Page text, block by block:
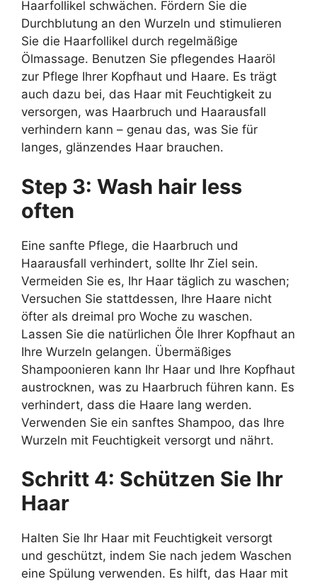
Haarfollikel schwächen. Fördern Sie die
Durchblutung an den Wurzeln und stimulieren
Sie die Haarfollikel durch regelmäßige
Ölmassage. Benutzen Sie pflegendes Haaröl
zur Pflege Ihrer Kopfhaut und Haare. Es trägt
auch dazu bei, das Haar mit Feuchtigkeit zu
versorgen, was Haarbruch und Haarausfall
verhindern kann – genau das, was Sie für
langes, glänzendes Haar brauchen.
Step 3: Wash hair less
often
Eine sanfte Pflege, die Haarbruch und
Haarausfall verhindert, sollte Ihr Ziel sein.
Vermeiden Sie es, Ihr Haar täglich zu waschen;
Versuchen Sie stattdessen, Ihre Haare nicht
öfter als dreimal pro Woche zu waschen.
Lassen Sie die natürlichen Öle Ihrer Kopfhaut an
Ihre Wurzeln gelangen. Übermäßiges
Shampoonieren kann Ihr Haar und Ihre Kopfhaut
austrocknen, was zu Haarbruch führen kann. Es
verhindert, dass die Haare lang werden.
Verwenden Sie ein sanftes Shampoo, das Ihre
Wurzeln mit Feuchtigkeit versorgt und nährt.
Schritt 4: Schützen Sie Ihr
Haar
Halten Sie Ihr Haar mit Feuchtigkeit versorgt
und geschützt, indem Sie nach jedem Waschen
eine Spülung verwenden. Es hilft, das Haar mit